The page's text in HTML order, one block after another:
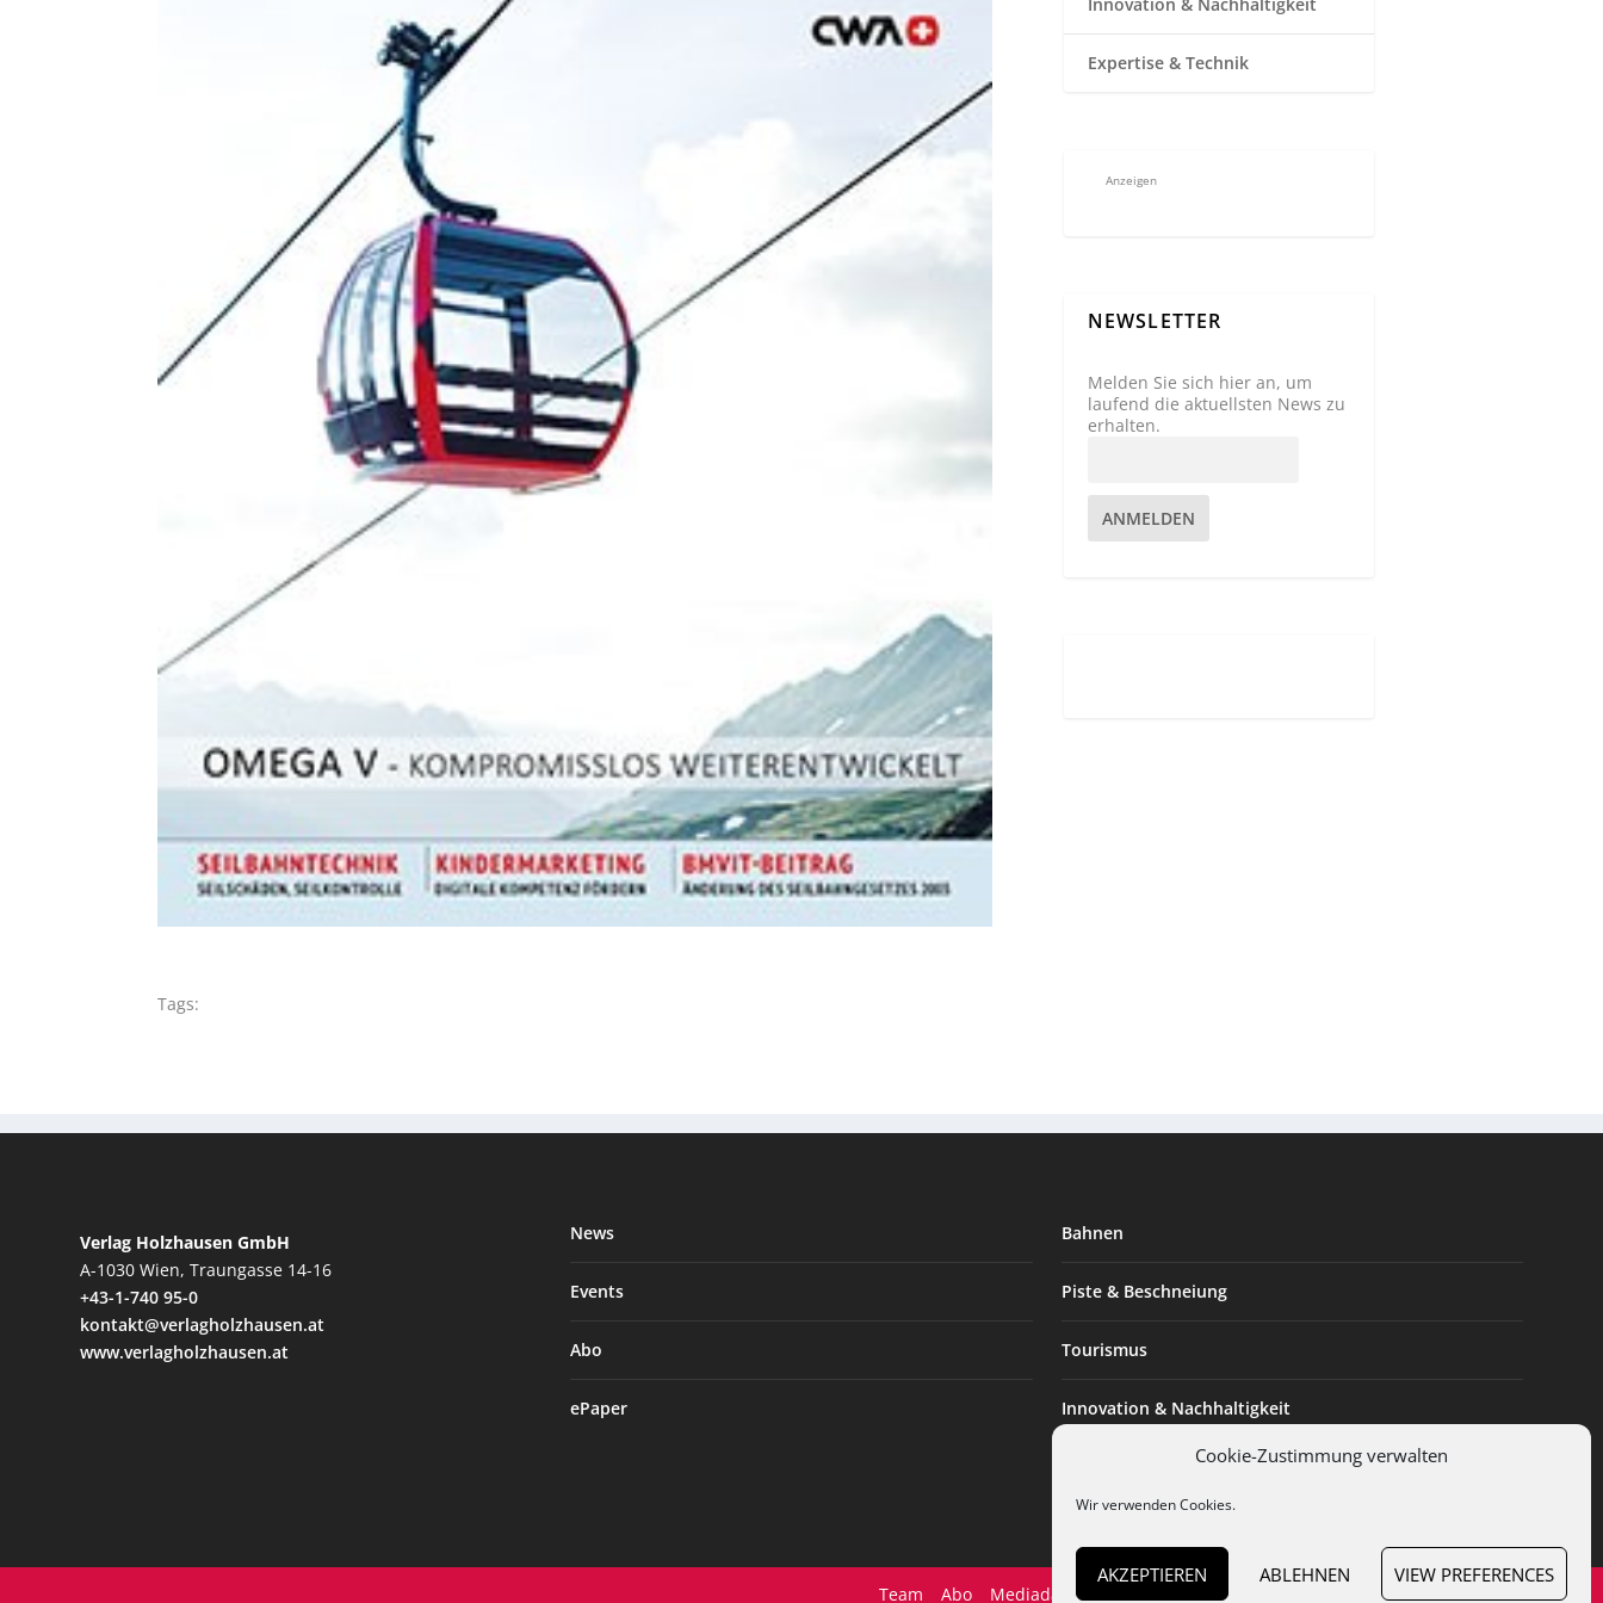
Cookie-Zustimmung verwalten
Wir verwenden Cookies.
AKZEPTIEREN ABLEHNEN VIEW PREFERENCES
Tags:
Expertise & Technik
Anzeigen
NEWSLETTER
Melden Sie sich hier an, um
laufend die aktuellsten News zu
erhalten.
ANMELDEN
Verlag Holzhausen GmbH
A-1030 Wien, Traungasse 14-16
+43-1-740 95-0
kontakt@verlagholzhausen.at
www.verlagholzhausen.at
News
Events
Abo
ePaper
Bahnen
Piste & Beschneiung
Tourismus
Innovation & Nachhaltigkeit
Expertise & Technik
Team Abo Mediadaten Datenschutz Impressum